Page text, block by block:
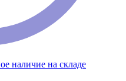
наличие на складе